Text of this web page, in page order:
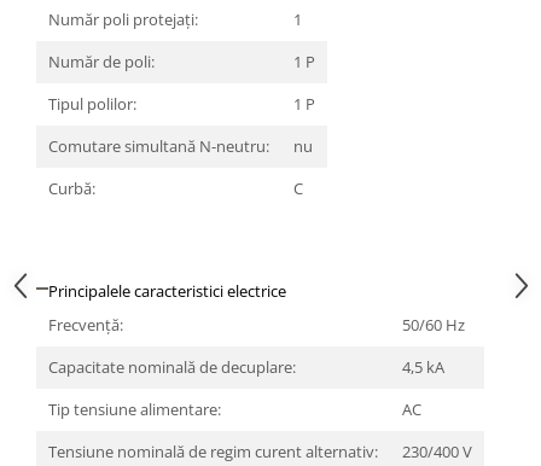
Număr poli protejați:
1
Număr de poli:
1 P
Tipul polilor:
1 P
Comutare simultană N-neutru:
nu
Curbă:
C
Principalele caracteristici electrice
Frecvenţă:
50/60 Hz
Capacitate nominală de decuplare:
4,5 kA
Tip tensiune alimentare:
AC
Tensiune nominală de regim curent alternativ:
230/400 V